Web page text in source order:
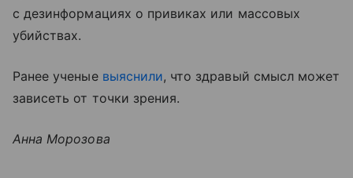
с дезинформациях о привиках или массовых
убийствах.
Ранее ученые выяснили, что здравый смысл может
зависеть от точки зрения.
Анна Морозова